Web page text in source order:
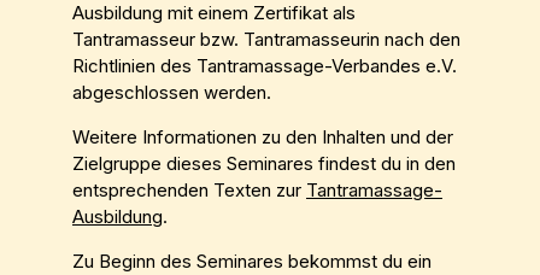
Ausbildung mit einem Zertifikat als
Tantramasseur bzw. Tantramasseurin nach den
Richtlinien des Tantramassage-Verbandes e.V.
abgeschlossen werden.
Weitere Informationen zu den Inhalten und der
Zielgruppe dieses Seminares findest du in den
entsprechenden Texten zur Tantramassage-
Ausbildung.
Zu Beginn des Seminares bekommst du ein